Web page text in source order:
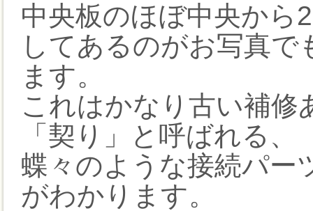
中央板のほぼ中央から
してあるのがお写真
ます。
これはかなり古い補修
「契り」と呼ばれる、
蝶々のような接続パー
がわかります。